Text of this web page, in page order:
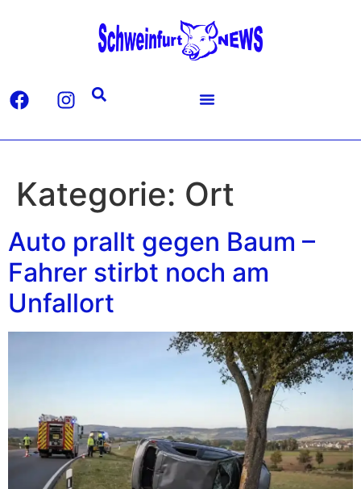
Kategorie: Ort
Auto prallt gegen Baum –
Fahrer stirbt noch am
Unfallort